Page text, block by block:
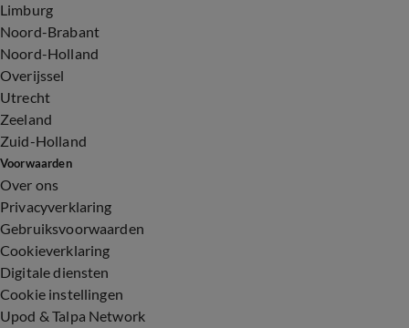
Limburg
Noord-Brabant
Noord-Holland
Overijssel
Utrecht
Zeeland
Zuid-Holland
Voorwaarden
Over ons
Privacyverklaring
Gebruiksvoorwaarden
Cookieverklaring
Digitale diensten
Cookie instellingen
Upod & Talpa Network